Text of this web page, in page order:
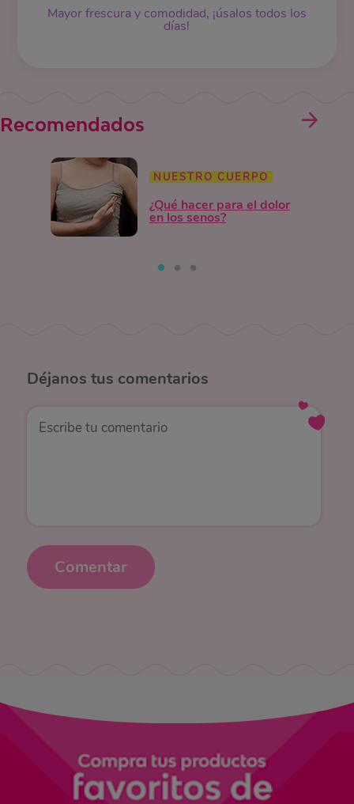
Mayor frescura y comodidad, ¡úsalos todos los
días!
Recomendados
NUESTRO CUERPO
¿Qué hacer para el dolor
en los senos?
Déjanos tus comentarios
Comentar